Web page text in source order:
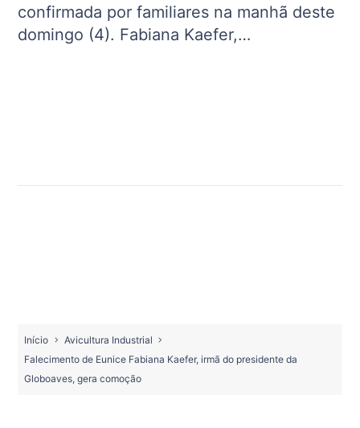
confirmada por familiares na manhã deste
domingo (4). Fabiana Kaefer,…
Início
Avicultura Industrial
Falecimento de Eunice Fabiana Kaefer, irmã do presidente da
Globoaves, gera comoção